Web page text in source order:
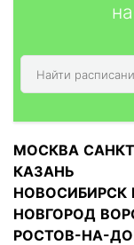
МОСКВА
КАЗАНЬ
НОВОСИБИРСК
НОВГОРОД
РОСТОВ-НА-